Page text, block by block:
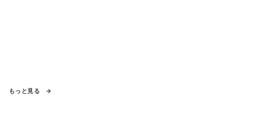
もっと見る